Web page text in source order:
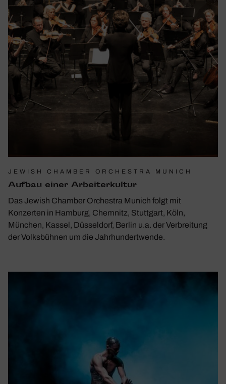
JEWISH CHAMBER ORCHESTRA MUNICH
Aufbau einer Arbei­ter­kultur
Das Jewish Chamber Orchestra Munich folgt mit
Konzerten in Hamburg, Chemnitz, Stuttgart, Köln,
München, Kassel, Düsseldorf, Berlin u.a. der Verbreitung
der Volksbühnen um die Jahrhundertwende.